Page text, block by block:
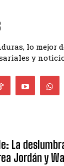
lo mejor
y
La
Jordán y